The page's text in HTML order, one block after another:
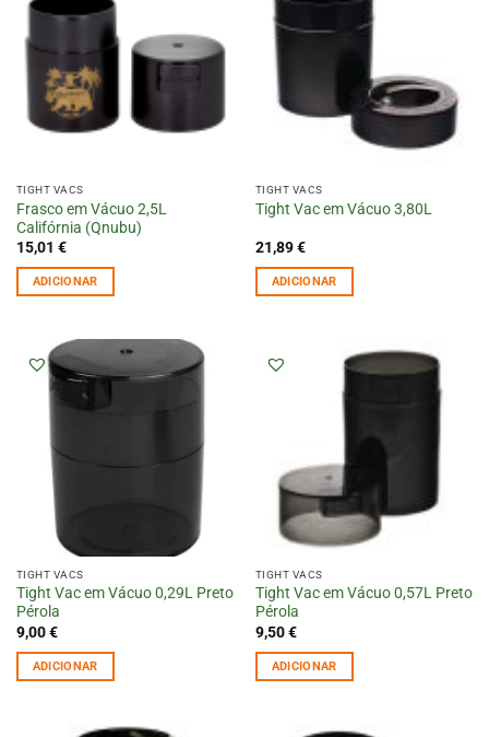
TIGHT VACS
Frasco em Vácuo 2,5L
Califórnia (Qnubu)
15,01 €
ADICIONAR
TIGHT VACS
Tight Vac em Vácuo 3,80L
21,89€
ADICIONAR
TIGHT VACS
Tight Vac em Vácuo 0,29L Preto
Pérola
9,00€
ADICIONAR
TIGHT VACS
Tight Vac em Vácuo 0,57L Preto
Pérola
9,50€
ADICIONAR